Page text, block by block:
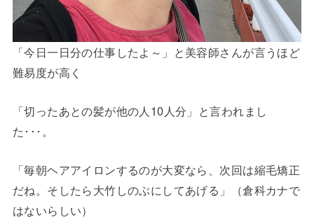
「今日一日分の仕事したよ～」と美容師さんが言うほど
難易度が高く
「切ったあとの髪が他の人10人分」と言われまし
た･･･。
「毎朝ヘアアイロンするのが大変なら、次回は縮毛矯正
だね。そしたら大竹しのぶにしてあげる」（倉科カナで
はないらしい）